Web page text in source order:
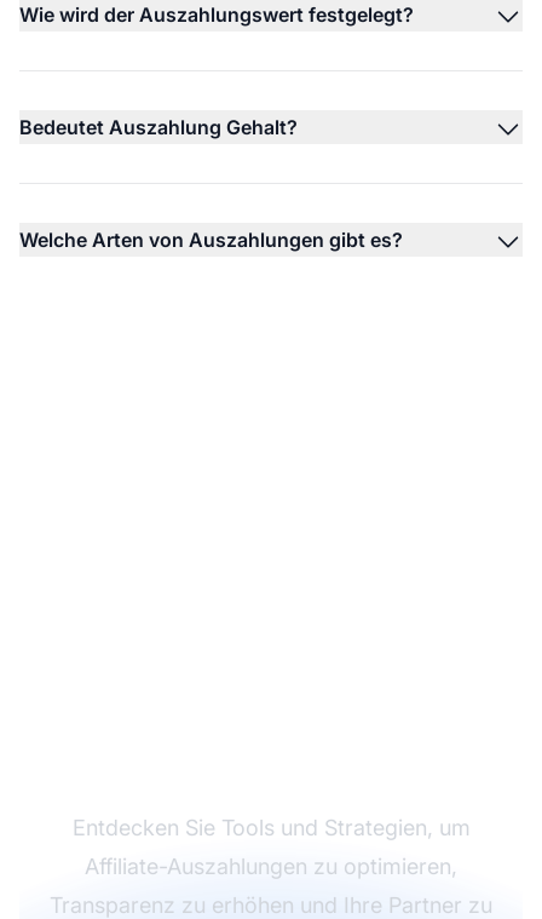
Wie wird der Auszahlungswert festgelegt?
Bedeutet Auszahlung Gehalt?
Welche Arten von Auszahlungen gibt es?
Entdecken Sie Tools und Strategien, um
Affiliate-Auszahlungen zu optimieren,
Transparenz zu erhöhen und Ihre Partner zu